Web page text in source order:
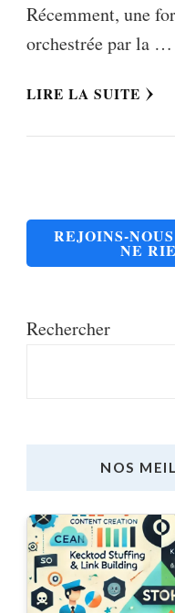
Récemment, une
orchestrée par la …
LIRE LA SUITE
REJOINS-
NE
Rechercher
NOS